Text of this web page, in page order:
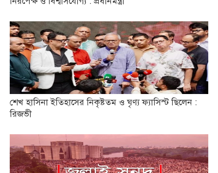
শেখ হাসিনা ইতিহাসের নিকৃষ্টতম ও ঘৃণ্য ফ্যাসিস্ট ছিলেন :
রিজভী